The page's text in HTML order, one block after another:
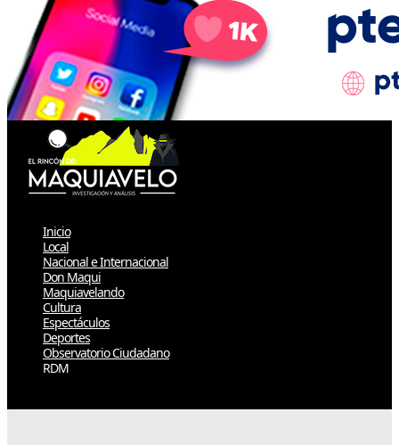
Inicio
Local
Nacional e Internacional
Don Maqui
Maquiavelando
Cultura
Espectáculos
Deportes
Observatorio Ciudadano
RDM